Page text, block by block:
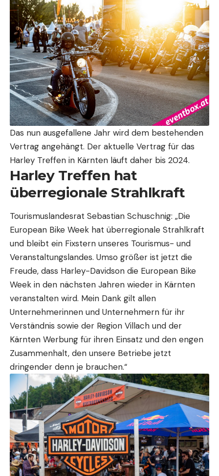
Das nun ausgefallene Jahr wird dem bestehenden
Vertrag angehängt. Der aktuelle Vertrag für das
Harley Treffen in Kärnten läuft daher bis 2024.
Harley Treffen hat
überregionale Strahlkraft
Tourismuslandesrat Sebastian Schuschnig: „Die
European Bike Week hat überregionale Strahlkraft
und bleibt ein Fixstern unseres Tourismus- und
Veranstaltungslandes. Umso größer ist jetzt die
Freude, dass Harley-Davidson die European Bike
Week in den nächsten Jahren wieder in Kärnten
veranstalten wird. Mein Dank gilt allen
Unternehmerinnen und Unternehmern für ihr
Verständnis sowie der Region Villach und der
Kärnten Werbung für ihren Einsatz und den engen
Zusammenhalt, den unsere Betriebe jetzt
dringender denn je brauchen.“